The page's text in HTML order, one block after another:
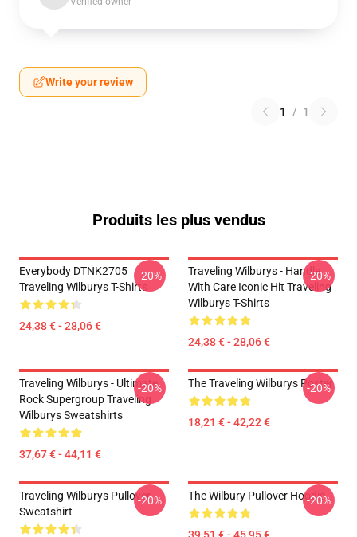
Write your review
1 / 1
Produits les plus vendus
Everybody DTNK2705
Traveling Wilburys T-Shirts
24,38 € - 28,06 €
-20%
Traveling Wilburys - Handle
With Care Iconic Hit Traveling
Wilburys T-Shirts
24,38 € - 28,06 €
-20%
Traveling Wilburys - Ultimate
Rock Supergroup Traveling
Wilburys Sweatshirts
37,67 € - 44,11 €
-20% The Traveling Wilburys Poster
18,21 € - 42,22 €
-20%
Traveling Wilburys Pullover
Sweatshirt
-20% The Wilbury Pullover Hoodie
-20%